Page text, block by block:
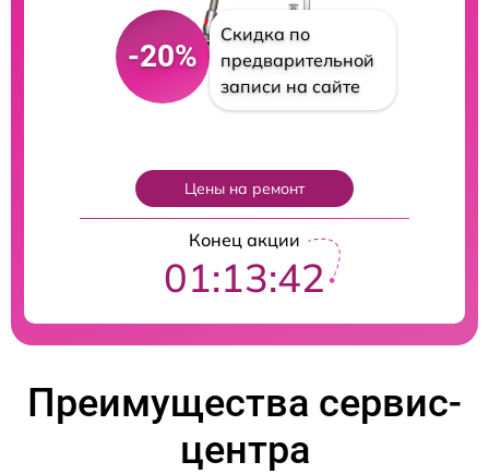
-20%
Скидка по
предварительной
записи на сайте
Цены на ремонт
Конец акции
01:13:41
Преимущества сервис-
центра